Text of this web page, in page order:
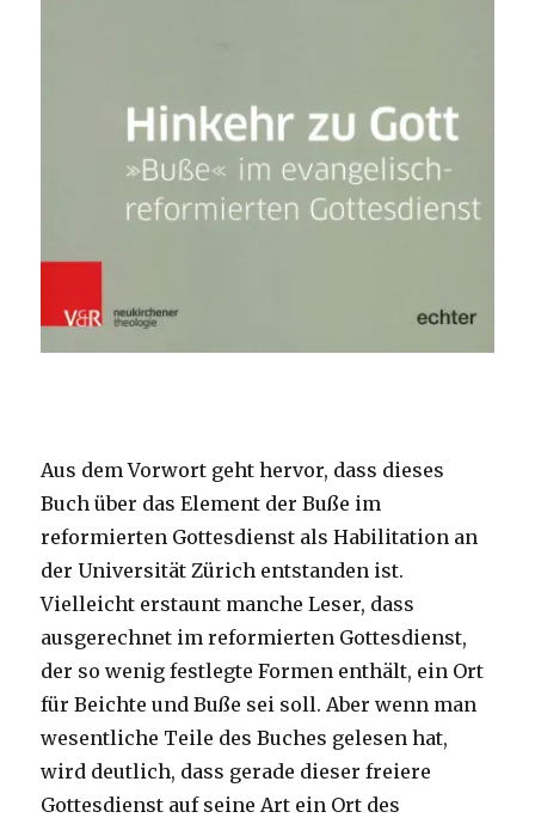
Aus dem Vorwort geht hervor, dass dieses
Buch über das Element der Buße im
reformierten Gottesdienst als Habilitation an
der Universität Zürich entstanden ist.
Vielleicht erstaunt manche Leser, dass
ausgerechnet im reformierten Gottesdienst,
der so wenig festlegte Formen enthält, ein Ort
für Beichte und Buße sei soll. Aber wenn man
wesentliche Teile des Buches gelesen hat,
wird deutlich, dass gerade dieser freiere
Gottesdienst auf seine Art ein Ort des